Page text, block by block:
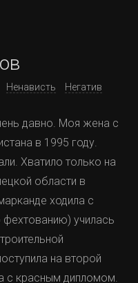
Ненависть Негатив
давно. Моя жена с
в 1995 году.
Хватило только на
области в
ходила с
училась
на второй
с красным дипломом.